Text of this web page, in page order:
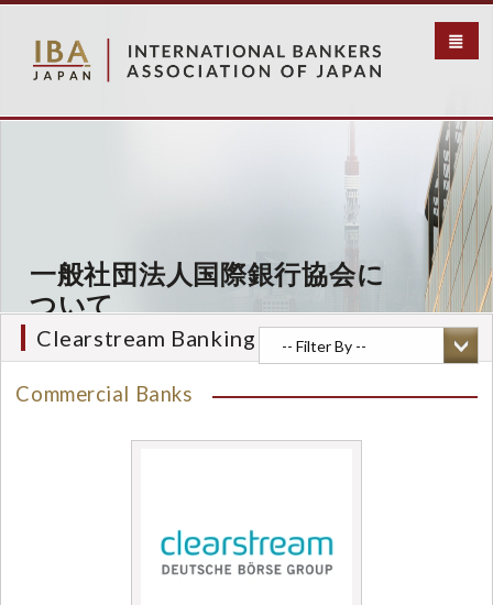
メ
一般社団法人国際銀行協会に
ついて
Clearstream Banking S.A
Commercial Banks